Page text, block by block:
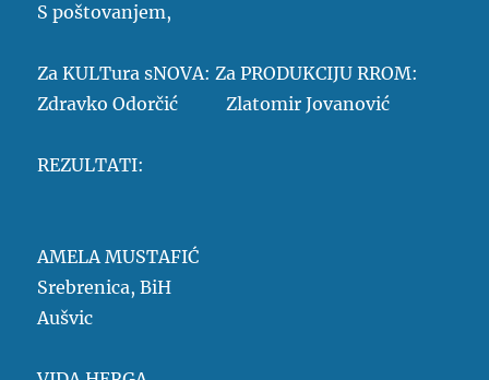
S poštovanjem,
Za KULTura sNOVA: Za PRODUKCIJU RROM:
Zdravko OdorčićZlatomir Jovanović
REZULTATI:
AMELA MUSTAFIĆ
Srebrenica, BiH
Aušvic